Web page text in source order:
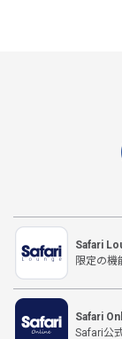
Safari
限定の機
Safari
Safari公